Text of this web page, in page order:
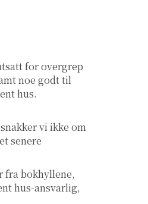
for overgrep
noe godt til
hus.
vi ikke om
senere
fra bokhyllene,
hus-ansvarlig,